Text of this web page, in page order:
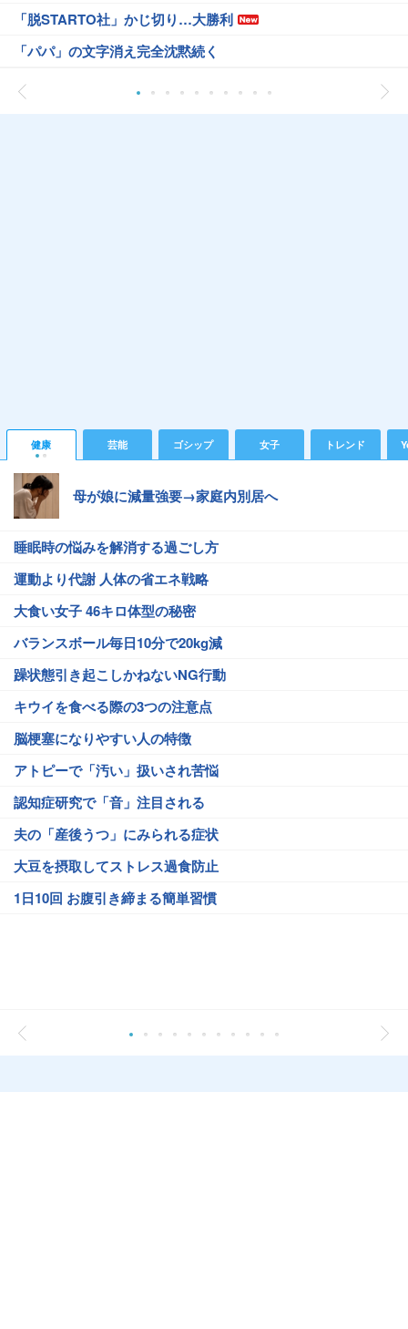
「脱STARTO社」かじ切り…大勝利
「パパ」の文字消え完全沈黙続く
健康 芸能 ゴシップ 女子 トレンド
母が娘に減量強要→家庭内別居へ
睡眠時の悩みを解消する過ごし方
運動より代謝 人体の省エネ戦略
大食い女子 46キロ体型の秘密
バランスボール毎日10分で20kg減
躁状態引き起こしかねないNG行動
キウイを食べる際の3つの注意点
脳梗塞になりやすい人の特徴
アトピーで「汚い」扱いされ苦悩
認知症研究で「音」注目される
夫の「産後うつ」にみられる症状
大豆を摂取してストレス過食防止
1日10回 お腹引き締まる簡単習慣